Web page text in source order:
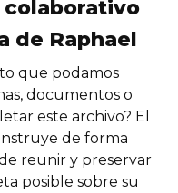
de Raphael
que podamos
documentos o
este archivo? El
de forma
reunir y preservar
posible sobre su